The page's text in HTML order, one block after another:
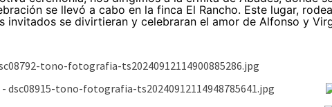
se llevó a cabo en la finca El Rancho. Este lugar,
invitados se divirtieran y celebraran el amor de Alfonso y